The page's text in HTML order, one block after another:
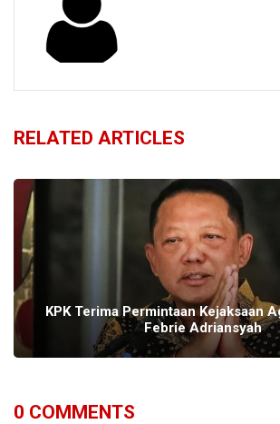
RELATED ARTICLES
KPK Terima Permintaan Kejaksaan
Febrie Adriansyah
0 COMMENTS